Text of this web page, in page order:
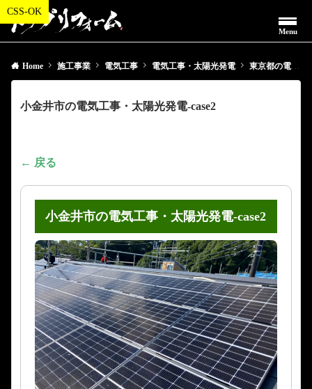
Menu
Home 施工事業 電気工事 電気工事・太陽光発電 東京都の電気工事・太陽光発電
小金井市の電気工事・太陽光発電-case2
← 戻る
小金井市の電気工事・太陽光発電-case2